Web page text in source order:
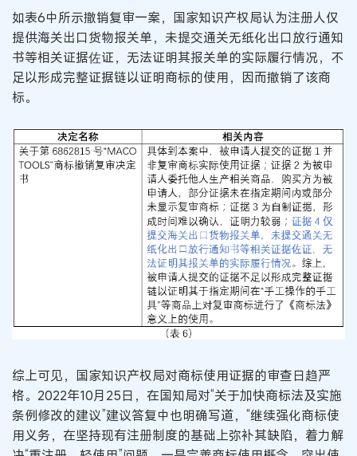
如表6中所示撤销复审一案，国家知识产权局认为注册人仅
提供海关出口货物报关单，未提交通关无纸化出口放行通知
书等相关证据佐证，无法证明其报关单的实际履行情况，不
足以形成完整证据链以证明商标的使用，因而撤销了该商
标。
综上可见，国家知识产权局对商标使用证据的审查日趋严
格。2022年10月25日，在国知局对“关于加快商标法及实施
条例修改的建议”建议答复中也明确写道，“继续强化商标使
用义务，在坚持现有注册制度的基础上弥补其缺陷，着力解